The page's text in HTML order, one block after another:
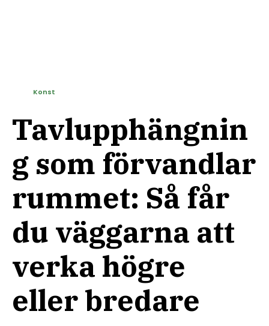
Tavlupphängnin
g som förvandlar
rummet: Så får
du väggarna att
verka högre
eller bredare
Konst